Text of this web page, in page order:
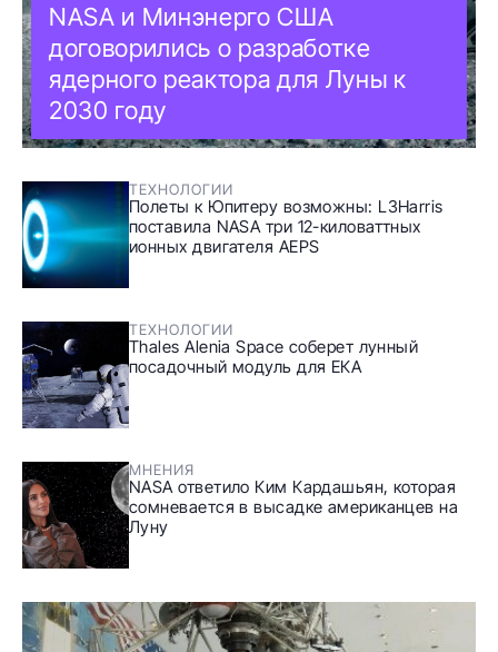
NASA и Минэнерго США
договорились о разработке
ядерного реактора для Луны к
2030 году
ТЕХНОЛОГИИ
Полеты к Юпитеру возможны: L3Harris
поставила NASA три 12-киловаттных
ионных двигателя AEPS
ТЕХНОЛОГИИ
Thales Alenia Space соберет лунный
посадочный модуль для ЕКА
МНЕНИЯ
NASA ответило Ким Кардашьян, которая
сомневается в высадке американцев на
Луну